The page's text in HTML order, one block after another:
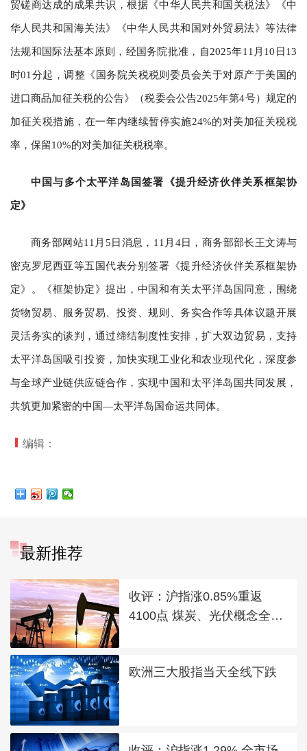
贸磋商达成的成果共识，根据《中华人民共和国关税法》《中
华人民共和国海关法》《中华人民共和国对外贸易法》等法律
法规和国际法基本原则，经国务院批准，自2025年11月10日13
时01分起，调整《国务院关税税则委员会关于对原产于美国的
进口商品加征关税的公告》（税委会公告2025年第4号）规定的
加征关税措施，在一年内继续暂停实施24%的对美加征关税税
率，保留10%的对美加征关税税率。
中国与多个太平洋岛国签署《提升经济伙伴关系框架协
定》
商务部网站11月5日消息，11月4日，商务部部长王文涛与
密克罗尼西亚等五国代表分别签署《提升经济伙伴关系框架协
定》。《框架协定》提出，中国和有关太平洋岛国同意，围绕
货物贸易、服务贸易、投资、规则、务实合作等具体议题开展
灵活务实的谈判，通过缔结制度性安排，扩大双边贸易，支持
太平洋岛国吸引投资，加快实现工业化和农业现代化，深度参
与全球产业链供应链合作，实现中国和太平洋岛国共同发展，
共筑更加紧密的中国—太平洋岛国命运共同体。
编辑：
最新推荐
收评：沪指涨0.85%重返
4100点 煤炭、光伏概念全线
欧洲三大股指当天全线下跌